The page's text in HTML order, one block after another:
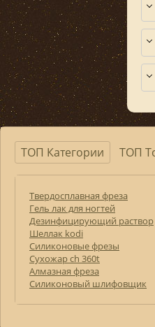
ТОП Категории ТОП
Твердосплавная фреза
Гель лак для ногтей
Дезинфицирующий раствор
Шеллак kodi
Силиконовые фрезы
Сухожар ch 360t
Алмазная фреза
Силиконовый шлифовщик